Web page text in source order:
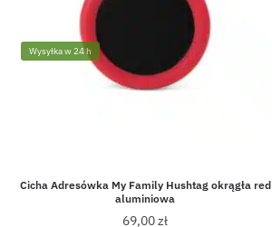
Wysyłka w 24 h
Cicha Adresówka My Family Hushtag okrągła red
aluminiowa
69,00zł